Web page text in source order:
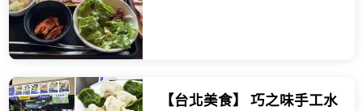
【台北美食】 巧之味手工水